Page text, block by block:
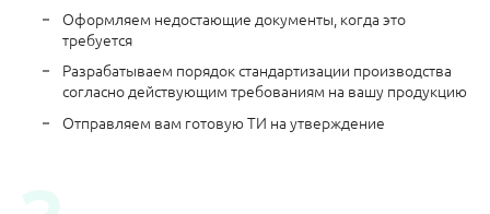
Оформляем недостающие документы, когда это
требуется
Разрабатываем порядок стандартизации производства
согласно действующим требованиям на вашу продукцию
Отправляем вам готовую ТИ на утверждение